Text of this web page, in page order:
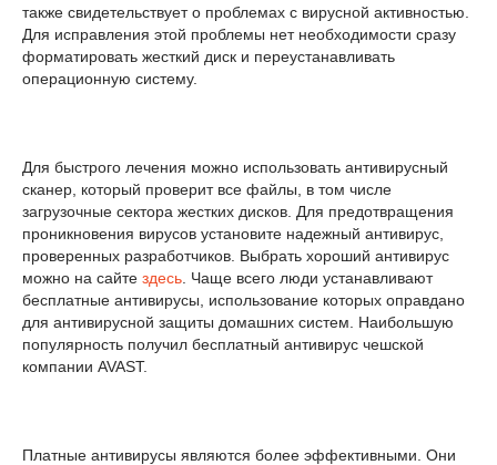
также свидетельствует о проблемах с вирусной активностью.
Для исправления этой проблемы нет необходимости сразу
форматировать жесткий диск и переустанавливать
операционную систему.
Для быстрого лечения можно использовать антивирусный
сканер, который проверит все файлы, в том числе
загрузочные сектора жестких дисков. Для предотвращения
проникновения вирусов установите надежный антивирус,
проверенных разработчиков. Выбрать хороший антивирус
можно на сайте здесь . Чаще всего люди устанавливают
бесплатные антивирусы, использование которых оправдано
для антивирусной защиты домашних систем. Наибольшую
популярность получил бесплатный антивирус чешской
компании AVAST.
Платные антивирусы являются более эффективными. Они